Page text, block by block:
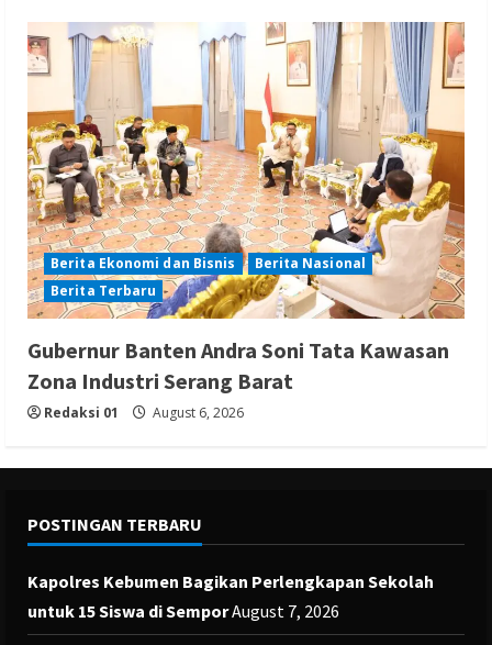
Berita Ekonomi dan Bisnis
Berita Nasional
Berita Terbaru
Gubernur Banten Andra Soni Tata Kawasan
Zona Industri Serang Barat
Redaksi 01 August 6, 2026
POSTINGAN TERBARU
Kapolres Kebumen Bagikan Perlengkapan Sekolah
untuk 15 Siswa di SemporAugust 7, 2026